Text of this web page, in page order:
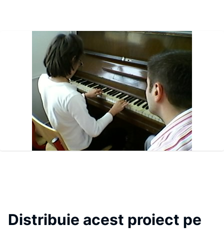
Distribuie acest proiect pe